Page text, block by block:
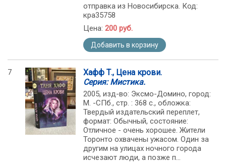
отправка из Новосибирска. Код:
кра35758
Цена: 200 руб.
Добавить в корзину
7
Хафф Т., Цена крови.
Серия: Мистика.
2005, изд-во: Эксмо-Домино, город:
М. -СПб., стр. : 368 с., обложка:
Твердый издательский переплет,
формат: Обычный, состояние:
Отличное - очень хорошее. Жители
Торонто охвачены ужасом. Один за
другим на улицах ночного города
исчезают люди, а позже п...